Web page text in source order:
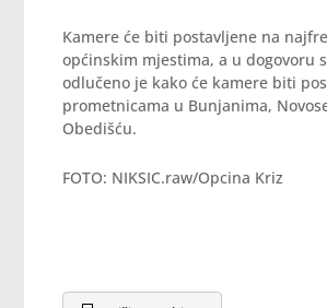
Kamere će biti postavljene na
općinskim mjestima, a u dogovoru
odlučeno je kako će kamere biti
prometnicama u Bunjanima,
Obedišću.
FOTO: NIKSIC.raw/Opcina Kriz